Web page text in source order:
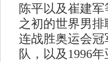
陈平以及崔建
之初的世界男
连战胜奥运会
队，以及1996